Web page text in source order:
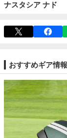
ナスタシア ナド
おすすめギア情報